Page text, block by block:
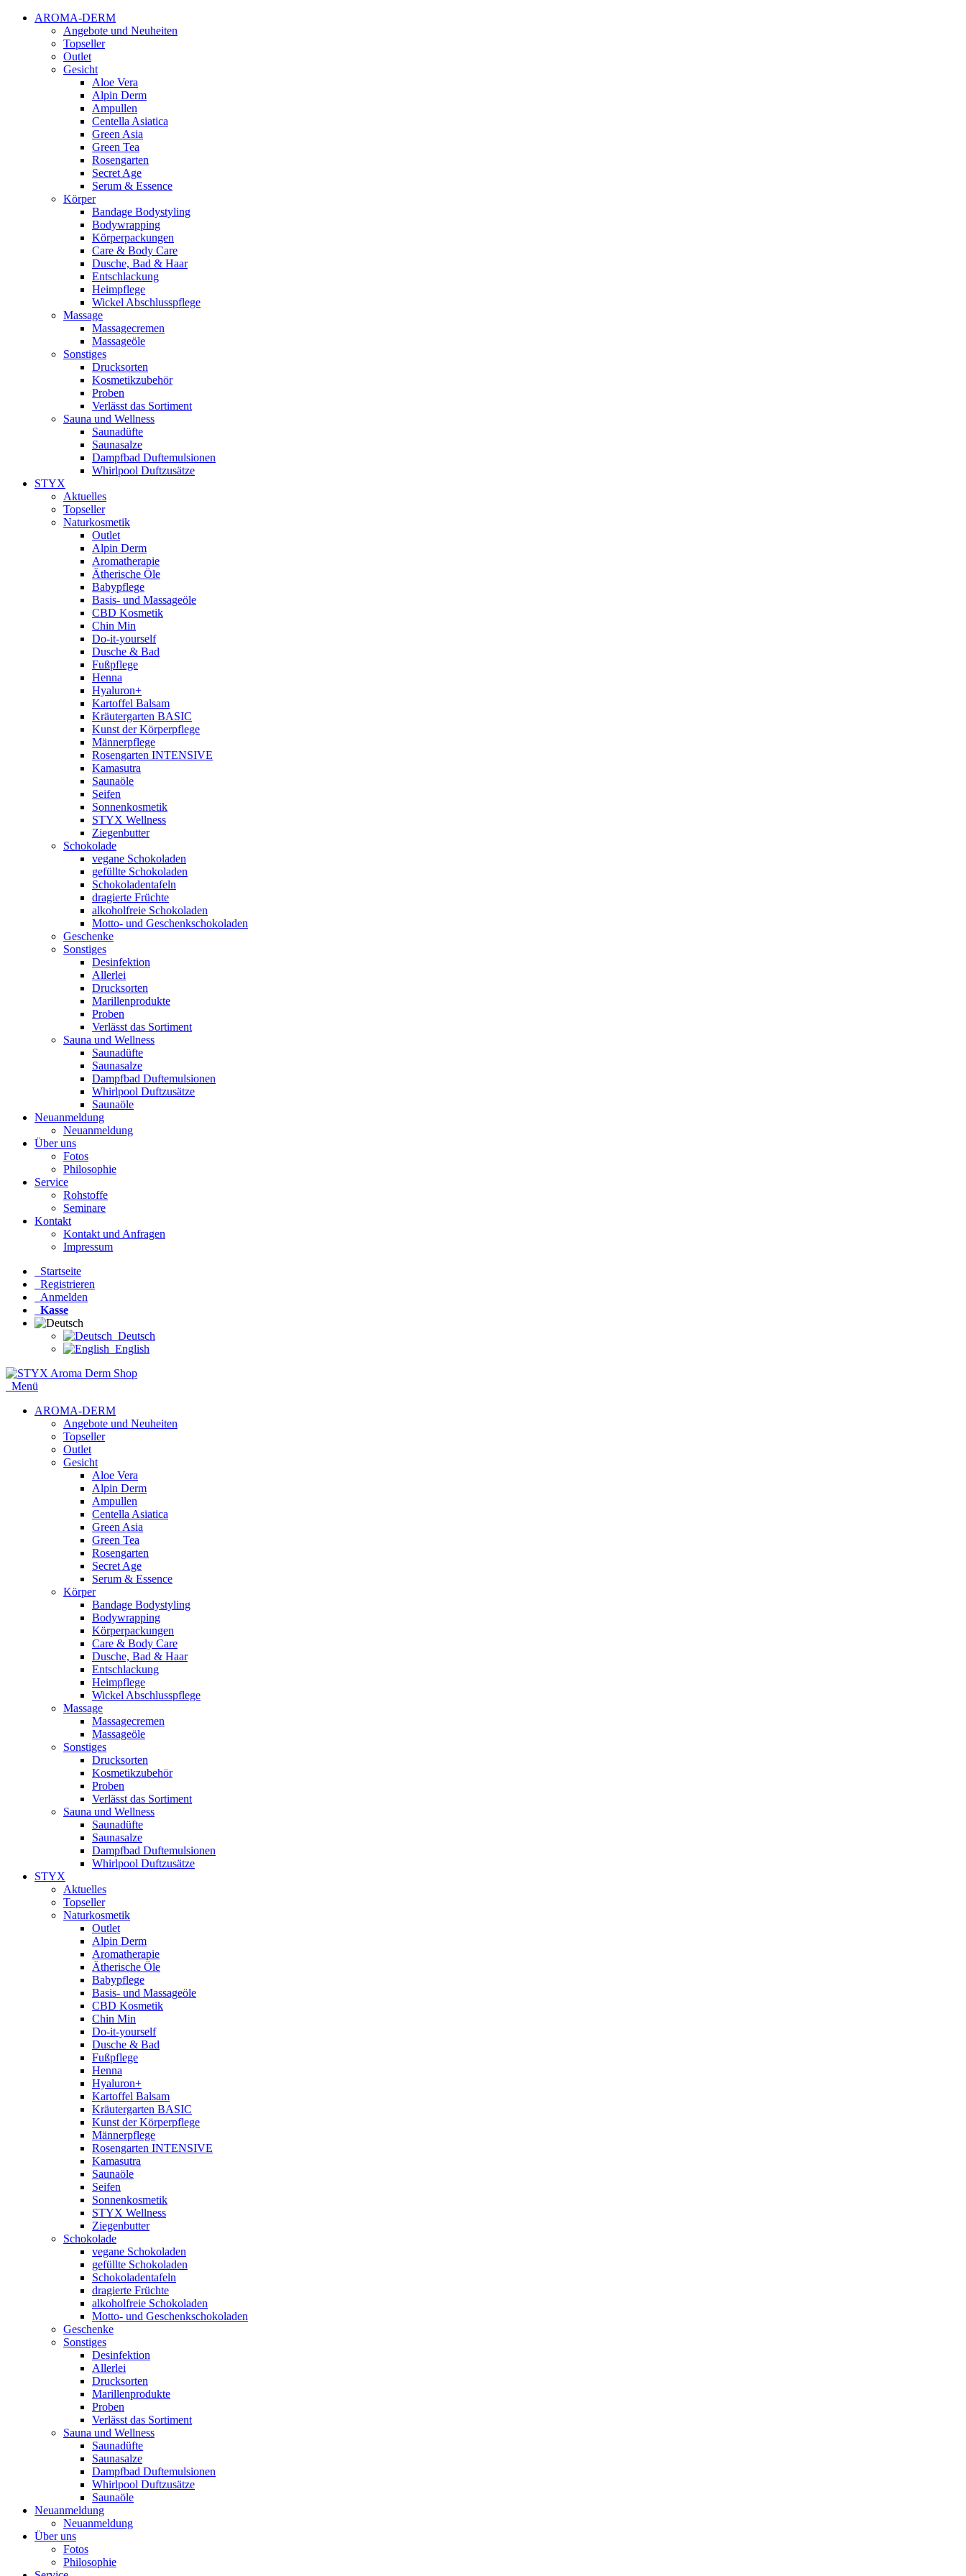
AROMA-DERM
Angebote und Neuheiten
Topseller
Outlet
Gesicht
Aloe Vera
Alpin Derm
Ampullen
Centella Asiatica
Green Asia
Green Tea
Rosengarten
Secret Age
Serum & Essence
Körper
Bandage Bodystyling
Bodywrapping
Körperpackungen
Care & Body Care
Dusche, Bad & Haar
Entschlackung
Heimpflege
Wickel Abschlusspflege
Massage
Massagecremen
Massageöle
Sonstiges
Drucksorten
Kosmetikzubehör
Proben
Verlässt das Sortiment
Sauna und Wellness
Saunadüfte
Saunasalze
Dampfbad Duftemulsionen
Whirlpool Duftzusätze
STYX
Aktuelles
Topseller
Naturkosmetik
Outlet
Alpin Derm
Aromatherapie
Ätherische Öle
Babypflege
Basis- und Massageöle
CBD Kosmetik
Chin Min
Do-it-yourself
Dusche & Bad
Fußpflege
Henna
Hyaluron+
Kartoffel Balsam
Kräutergarten BASIC
Kunst der Körperpflege
Männerpflege
Rosengarten INTENSIVE
Kamasutra
Saunaöle
Seifen
Sonnenkosmetik
STYX Wellness
Ziegenbutter
Schokolade
vegane Schokoladen
gefüllte Schokoladen
Schokoladentafeln
dragierte Früchte
alkoholfreie Schokoladen
Motto- und Geschenkschokoladen
Geschenke
Sonstiges
Desinfektion
Allerlei
Drucksorten
Marillenprodukte
Proben
Verlässt das Sortiment
Sauna und Wellness
Saunadüfte
Saunasalze
Dampfbad Duftemulsionen
Whirlpool Duftzusätze
Saunaöle
Neuanmeldung
Neuanmeldung
Über uns
Fotos
Philosophie
Service
Rohstoffe
Seminare
Kontakt
Kontakt und Anfragen
Impressum
Startseite
Registrieren
Anmelden
Kasse
Deutsch
English
Menü
AROMA-DERM
Angebote und Neuheiten
Topseller
Outlet
Gesicht
Aloe Vera
Alpin Derm
Ampullen
Centella Asiatica
Green Asia
Green Tea
Rosengarten
Secret Age
Serum & Essence
Körper
Bandage Bodystyling
Bodywrapping
Körperpackungen
Care & Body Care
Dusche, Bad & Haar
Entschlackung
Heimpflege
Wickel Abschlusspflege
Massage
Massagecremen
Massageöle
Sonstiges
Drucksorten
Kosmetikzubehör
Proben
Verlässt das Sortiment
Sauna und Wellness
Saunadüfte
Saunasalze
Dampfbad Duftemulsionen
Whirlpool Duftzusätze
STYX
Aktuelles
Topseller
Naturkosmetik
Outlet
Alpin Derm
Aromatherapie
Ätherische Öle
Babypflege
Basis- und Massageöle
CBD Kosmetik
Chin Min
Do-it-yourself
Dusche & Bad
Fußpflege
Henna
Hyaluron+
Kartoffel Balsam
Kräutergarten BASIC
Kunst der Körperpflege
Männerpflege
Rosengarten INTENSIVE
Kamasutra
Saunaöle
Seifen
Sonnenkosmetik
STYX Wellness
Ziegenbutter
Schokolade
vegane Schokoladen
gefüllte Schokoladen
Schokoladentafeln
dragierte Früchte
alkoholfreie Schokoladen
Motto- und Geschenkschokoladen
Geschenke
Sonstiges
Desinfektion
Allerlei
Drucksorten
Marillenprodukte
Proben
Verlässt das Sortiment
Sauna und Wellness
Saunadüfte
Saunasalze
Dampfbad Duftemulsionen
Whirlpool Duftzusätze
Saunaöle
Neuanmeldung
Neuanmeldung
Über uns
Fotos
Philosophie